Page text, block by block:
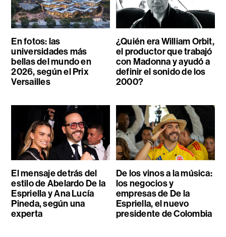
En fotos: las
universidades más
bellas del mundo en
2026, según el Prix
Versailles
¿Quién era William Orbit,
el productor que trabajó
con Madonna y ayudó a
definir el sonido de los
2000?
El mensaje detrás del
estilo de Abelardo De la
Espriella y Ana Lucía
Pineda, según una
experta
De los vinos a la música:
los negocios y
empresas de De la
Espriella, el nuevo
presidente de Colombia